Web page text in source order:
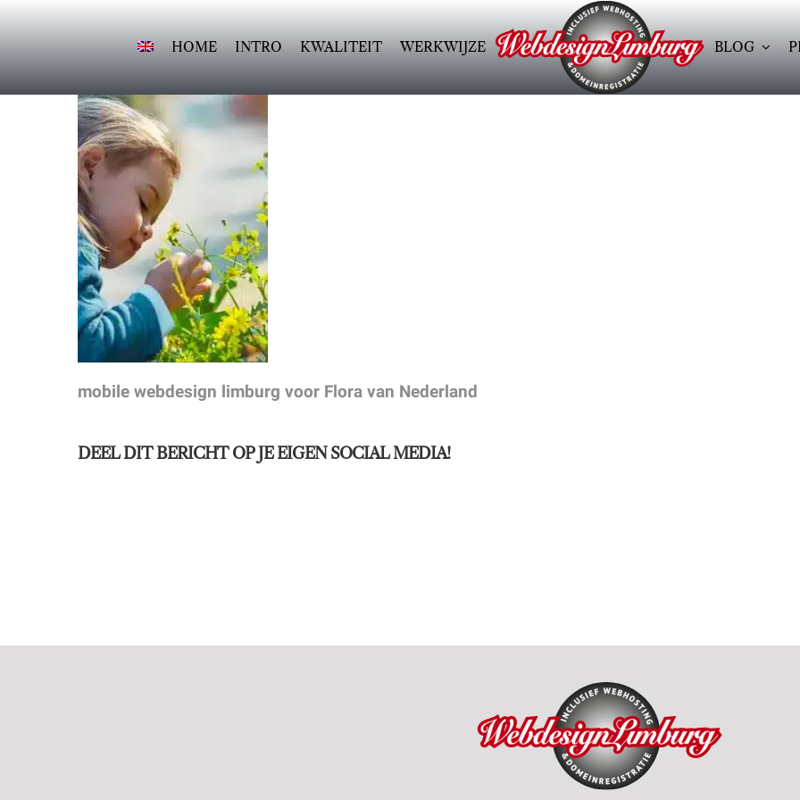
HOME INTRO KWALITEIT WERKWIJZE BLOG
mobile webdesign limburg voor Flora van Nederland
DEEL DIT BERICHT OP JE EIGEN SOCIAL MEDIA!